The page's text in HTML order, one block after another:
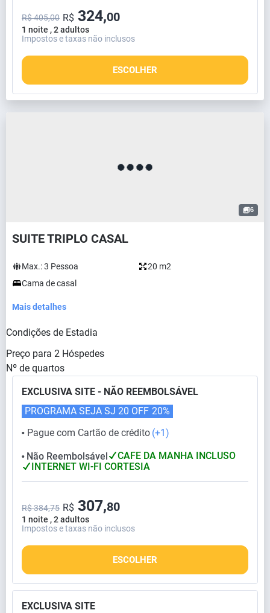
1 noite , 2 adultos
R$ 405,00 R$ 324,00
Impostos e taxas não inclusos
ESCOLHER
6
SUITE TRIPLO CASAL
Max.:3 Pessoa
20 m2
Cama de casal
Mais detalhes
Condições de Estadia
Preço para 2 Hóspedes
Nº de quartos
EXCLUSIVA SITE - NÃO REEMBOLSÁVEL
⬤ Pague com Cartão de crédito (+1)
PROGRAMA SEJA SJ 20 OFF 20%
⬤ Não Reembolsável
CAFE DA MANHA INCLUSO
INTERNET WI-FI CORTESIA
1 noite , 2 adultos
R$ 384,75 R$ 307,80
Impostos e taxas não inclusos
ESCOLHER
EXCLUSIVA SITE